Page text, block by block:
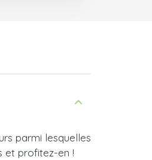
parmi lesquelles
et profitez-en !